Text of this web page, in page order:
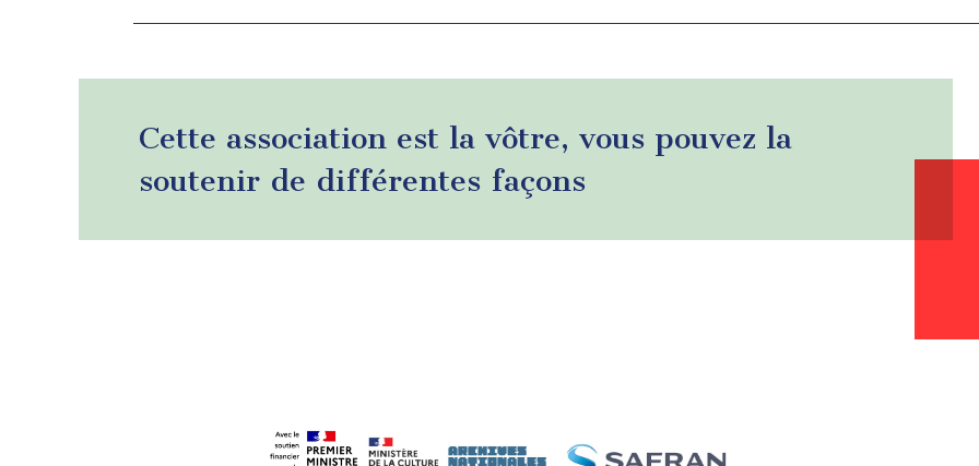
Cette association est la vôtre, vous pouvez la
soutenir de différentes façons